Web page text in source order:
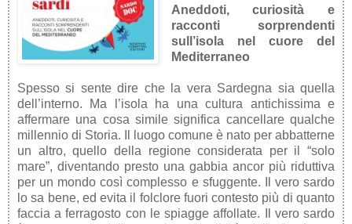
Aneddoti, curiosità e
racconti sorprendenti
sull’isola nel cuore del
Mediterraneo
Spesso si sente dire che la vera Sardegna sia quella
dell’interno. Ma l’isola ha una cultura antichissima e
affermare una cosa simile significa cancellare qualche
millennio di Storia. Il luogo comune è nato per ab­batterne
un altro, quello della regione considerata per il “solo
mare”, diventando presto una gabbia ancor più riduttiva
per un mondo così complesso e sfuggente. Il vero sardo
lo sa bene, ed evita il folclore fuori contesto più di quanto
faccia a ferragosto con le spiagge affollate. Il vero sardo